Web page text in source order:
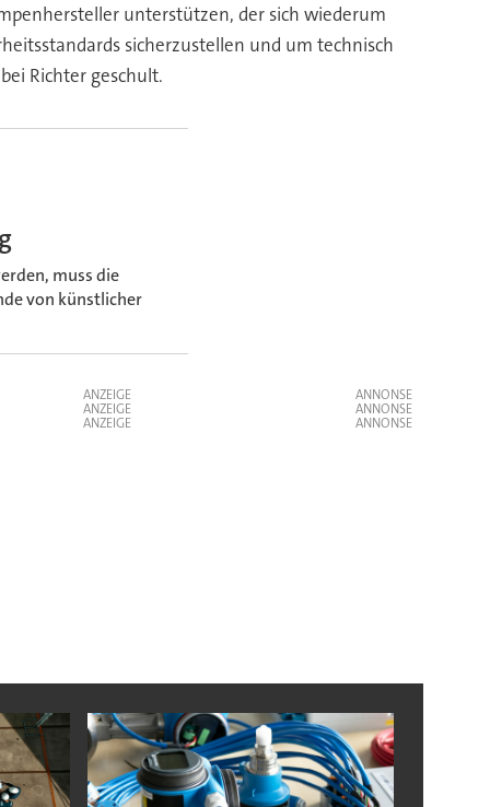
unterstützen, der sich wiederum
sicherzustellen und um technisch
Richter geschult.
muss die
von künstlicher
ANZEIGE
ANZEIGE
ANZEIGE